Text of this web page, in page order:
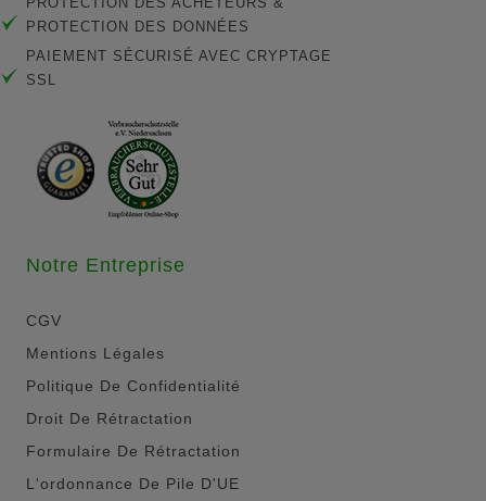
PROTECTION DES DONNÉES
PAIEMENT SÉCURISÉ AVEC CRYPTAGE
SSL
Notre Entreprise
CGV
Mentions Légales
Politique De Confidentialité
Droit De Rétractation
Formulaire De Rétractation
L'ordonnance De Pile D'UE